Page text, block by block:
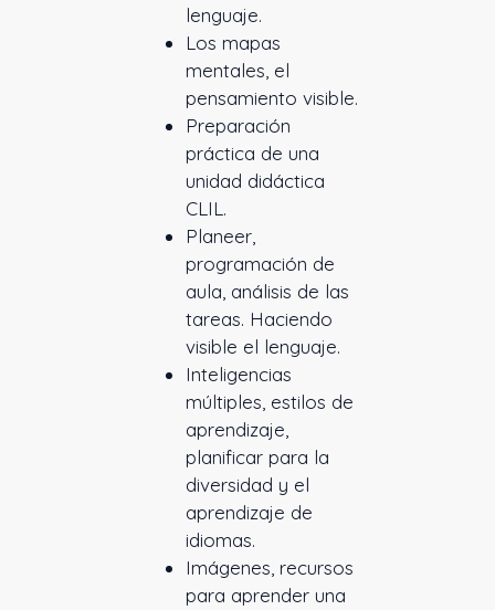
lenguaje.
Los mapas
mentales, el
pensamiento visible.
Preparación
práctica de una
unidad didáctica
CLIL.
Planeer,
programación de
aula, análisis de las
tareas. Haciendo
visible el lenguaje.
Inteligencias
múltiples, estilos de
aprendizaje,
planificar para la
diversidad y el
aprendizaje de
idiomas.
Imágenes, recursos
para aprender una